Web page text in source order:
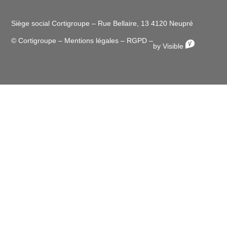
Siège social Cortigroupe – Rue Bellaire, 13 4120 Neupré
© Cortigroupe – Mentions légales – RGPD –
by Visible